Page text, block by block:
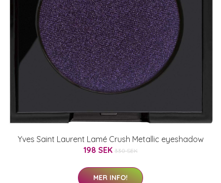
Yves Saint Laurent Lamé Crush Metallic eyeshadow
198 SEK 330 SEK
MER INFO!